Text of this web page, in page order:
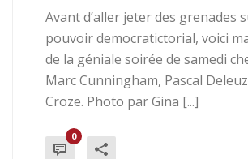
Avant d’aller jeter des grenades
pouvoir democratictorial, voici
de la géniale soirée de samedi
Marc Cunningham, Pascal
Croze. Photo par Gina [...]
0